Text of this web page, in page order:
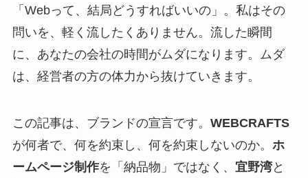
「Webって、結局どうすればいいの」。私はその
問いを、軽く流したくありません。流した瞬間
に、あなたの会社の時間がムダになります。ムダ
は、経営者の方の体力から抜けていきます。
この記事は、ブランドの宣言です。 WEBCRAFTS
が何者で、何を約束し、何を約束しないのか。 ホ
ームページ制作を「納品物」ではなく、 宜野湾と